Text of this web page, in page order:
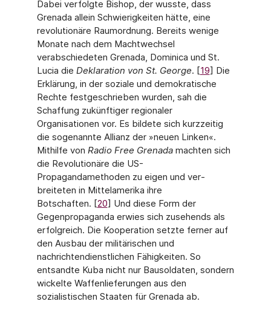
Dabei verfolgte Bishop, der wusste, dass
Grenada allein Schwierigkeiten hätte, eine
revolutionäre Raumordnung. Bereits wenige
Monate nach dem Machtwechsel
verabschiedeten Grenada, Dominica und St.
Lucia die Deklaration von St. George. [19] Die
Erklärung, in der soziale und demokratische
Rechte fest­geschrieben wurden, sah die
Schaffung zukünftiger regionaler
Organisationen vor. Es bil­dete sich kurzzeitig
die sogenannte Allianz der »neuen Linken«.
Mithilfe von Radio Free Grenada machten sich
die Revolutionäre die US-
Propagandamethoden zu eigen und ver­
breiteten in Mittelamerika ihre
Botschaften. [20] Und diese Form der
Gegenpropaganda er­wies sich zusehends als
erfolgreich. Die Kooperation setzte ferner auf
den Ausbau der mili­tärischen und
nachrichtendienstlichen Fähigkeiten. So
entsandte Kuba nicht nur Bausolda­ten, sondern
wickelte Waffenlieferungen aus den
sozialistischen Staaten für Grenada ab.